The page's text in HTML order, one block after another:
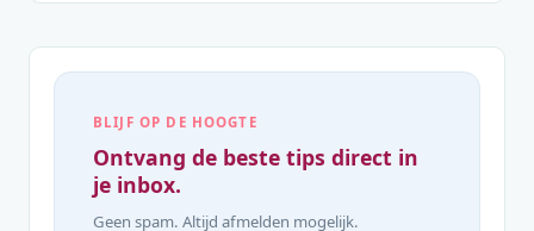
BLIJF OP DE HOOGTE
Ontvang de beste tips direct in
je inbox.
Geen spam. Altijd afmelden mogelijk.